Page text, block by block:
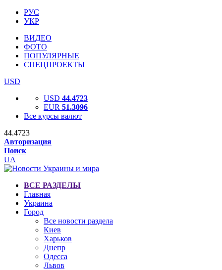
РУС
УКР
ВИДЕО
ФОТО
ПОПУЛЯРНЫЕ
СПЕЦПРОЕКТЫ
USD
USD 44.4723
EUR 51.3096
Все курсы валют
44.4723
Авторизация
Поиск
UA
ВСЕ РАЗДЕЛЫ
Главная
Украина
Город
Все новости раздела
Киев
Харьков
Днепр
Одесса
Львов